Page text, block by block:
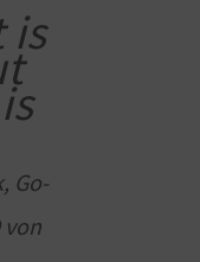
is
Go-
von